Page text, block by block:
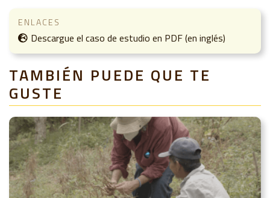
ENLACES
Descargue el caso de estudio en PDF (en inglés)
TAMBIÉN PUEDE QUE TE
GUSTE